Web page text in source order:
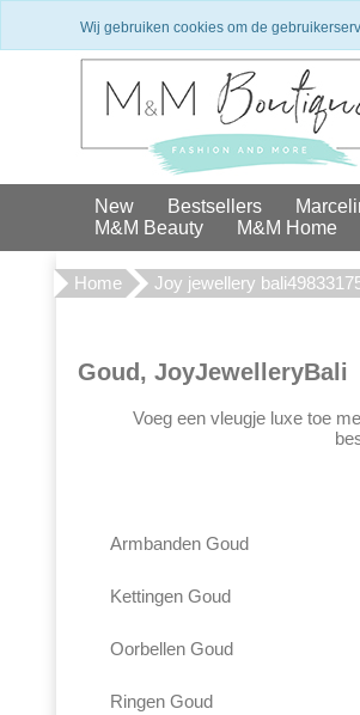
Winkel in Den Haag
New Bestsellers
M&M Beauty
M&M Home
Home Joy jewellery
Goud, JoyJewelleryBali
Voeg een vleugje luxe toe
Armbanden Goud
Kettingen Goud
Oorbellen Goud
Ringen Goud
Wij gebruiken cookies om de